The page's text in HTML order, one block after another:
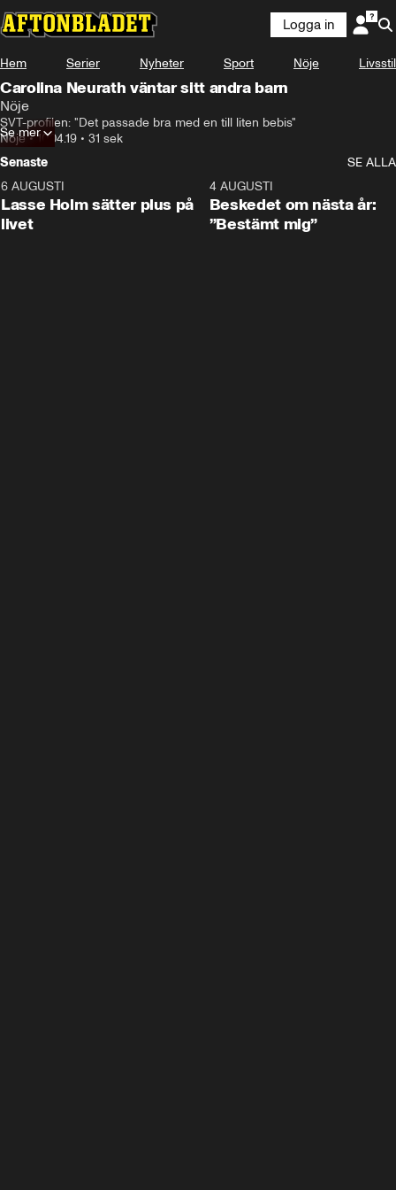
Logga in
Hem Serier Nyheter Sport Nöje Livsstil
Carolina Neurath väntar sitt andra barn
Nöje
SVT-profilen: "Det passade bra med en till liten bebis"
Nöje•10.04.19 • 31 sek
Se mer
Senaste
SE ALLA
6 AUGUSTI
Lasse Holm sätter plus på
livet
4 AUGUSTI
Beskedet om nästa år:
”Bestämt mig”